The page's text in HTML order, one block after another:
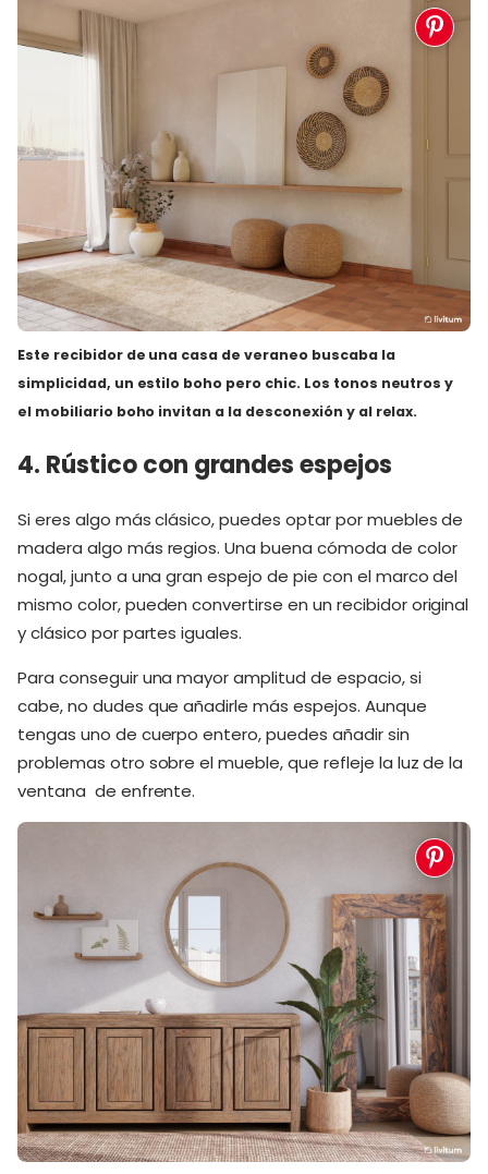
Este recibidor de una casa de veraneo buscaba la
simplicidad, un estilo boho pero chic. Los tonos neutros y
el mobiliario boho invitan a la desconexión y al relax.
4. Rústico con grandes espejos
Si eres algo más clásico, puedes optar por muebles de
madera algo más regios. Una buena cómoda de color
nogal, junto a una gran espejo de pie con el marco del
mismo color, pueden convertirse en un recibidor original
y clásico por partes iguales.
Para conseguir una mayor amplitud de espacio, si
cabe, no dudes que añadirle más espejos. Aunque
tengas uno de cuerpo entero, puedes añadir sin
problemas otro sobre el mueble, que refleje la luz de la
ventana de enfrente.